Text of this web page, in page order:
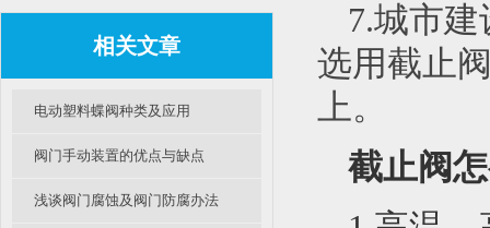
相关文章
电动塑料蝶阀种类及应用
阀门手动装置的优点与缺点
浅谈阀门腐蚀及阀门防腐办法
7.城市
选用截止
上。
截止阀